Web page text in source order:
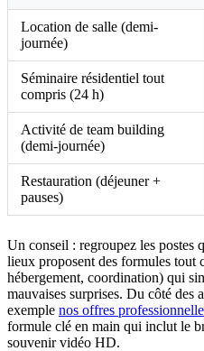
Location de salle (demi-
journée)
Séminaire résidentiel tout
compris (24 h)
Activité de team building
(demi-journée)
Restauration (déjeuner +
pauses)
Un conseil : regroupez les postes
lieux proposent des formules tout
hébergement, coordination) qui
mauvaises surprises. Du côté des
exemple nos offres
formule clé en main qui inclut le
souvenir vidéo HD.